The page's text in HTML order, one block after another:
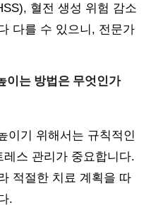
혈전 생성 위험 감소
다를 수 있으니, 전문가
이는 방법은 무엇인가
이기 위해서는 규칙적인
스 관리가 중요합니다.
적절한 치료 계획을 따
.